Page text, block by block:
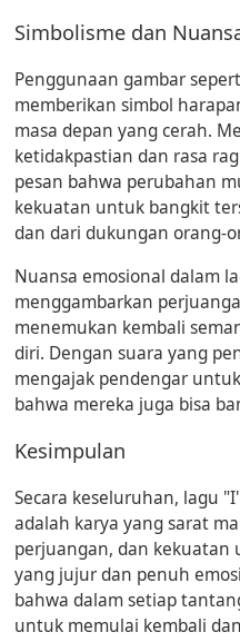
Simbolisme dan
Penggunaan gambar
memberikan simbol
masa depan yang cerah.
ketidakpastian dan rasa
pesan bahwa perubahan
kekuatan untuk bangkit
dan dari dukungan orang-
Nuansa emosional dalam
menggambarkan
menemukan kembali
diri. Dengan suara yang
mengajak pendengar
bahwa mereka juga bisa
Kesimpulan
Secara keseluruhan, lagu
adalah karya yang sarat
perjuangan, dan
yang jujur dan penuh
bahwa dalam setiap
untuk memulai kembali